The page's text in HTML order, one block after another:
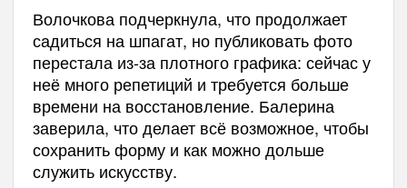
Волочкова подчеркнула, что продолжает
садиться на шпагат, но публиковать фото
перестала из-за плотного графика: сейчас у
неё много репетиций и требуется больше
времени на восстановление. Балерина
заверила, что делает всё возможное, чтобы
сохранить форму и как можно дольше
служить искусству.